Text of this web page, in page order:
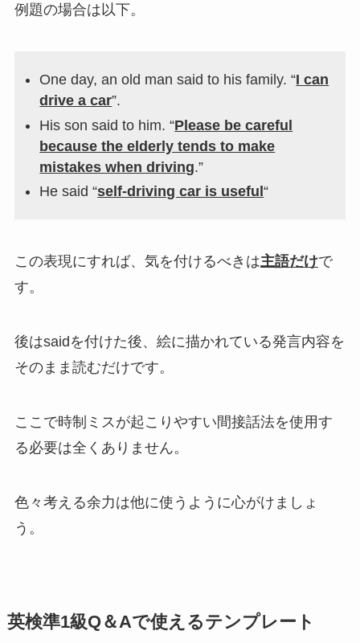
例題の場合は以下。
One day, an old man said to his family. “I can
drive a car”.
His son said to him. “Please be careful
because the elderly tends to make
mistakes when driving.”
He said “self-driving car is useful“
この表現にすれば、気を付けるべきは主語だけで
す。
後はsaidを付けた後、絵に描かれている発言内容を
そのまま読むだけです。
ここで時制ミスが起こりやすい間接話法を使用す
る必要は全くありません。
色々考える余力は他に使うように心がけましょ
う。
英検準1級Q＆Aで使えるテンプレート